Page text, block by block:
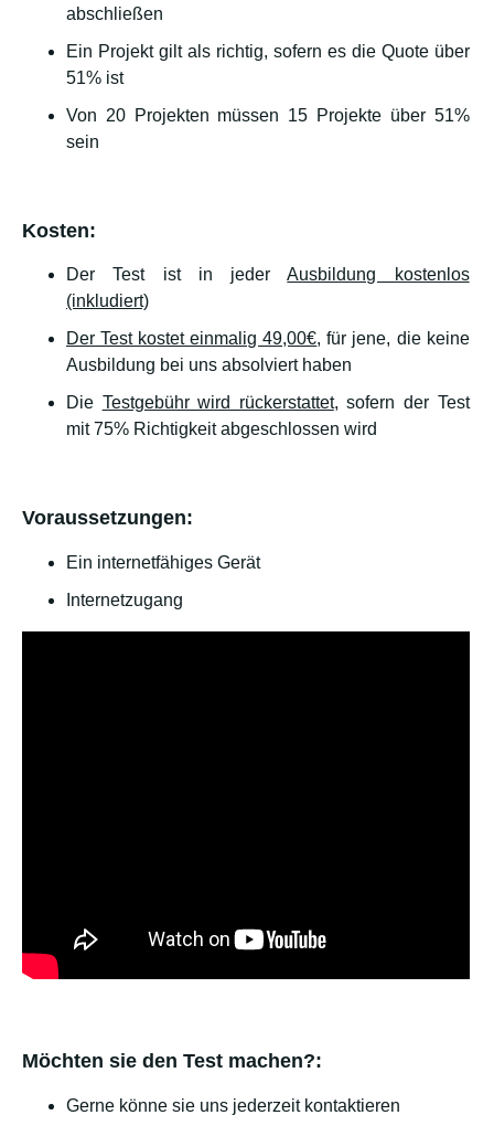
abschließen
Ein Projekt gilt als richtig, sofern es die Quote über
51% ist
Von 20 Projekten müssen 15 Projekte über 51%
sein
Kosten:
Der Test ist in jederAusbildung kostenlos
(inkludiert)
Der Test kostet einmalig 49,00€, für jene, die keine
Ausbildung bei uns absolviert haben
Die Testgebühr wird rückerstattet, sofern der Test
mit 75% Richtigkeit abgeschlossen wird
Voraussetzungen:
Ein internetfähiges Gerät
Internetzugang
Möchten sie den Test machen?:
Gerne könne sie uns jederzeit kontaktieren